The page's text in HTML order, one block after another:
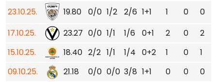
23.10.25. 19.80 0/0 1/2 2/6 1+1 1 0
0
17.10.25.
23.27 0/0 1/1 1/6 0+1 2 0
2
15.10.25.
18.40 2/2 1/1 1/4 0+2 1 0
1
09.10.25.
21.18 0/0 0/0 3/8 1+1 0 0
0